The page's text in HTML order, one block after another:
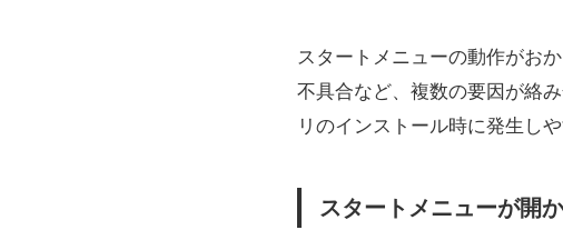
スタートメニューの動作がお
不具合など、複数の要因が絡
リのインストール時に発生し
スタートメニューが開